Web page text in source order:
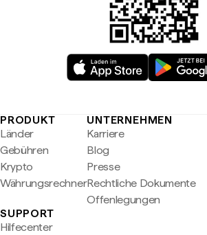
PRODUKT
Länder
Gebühren
Krypto
Währungsrechner
UNTERNEHMEN
Karriere
Blog
Presse
Rechtliche Dokumente
Offenlegungen
SUPPORT
Hilfecenter